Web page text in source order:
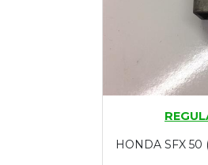
HONDA SFX 50